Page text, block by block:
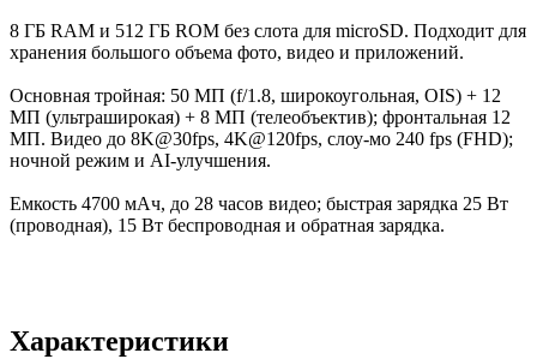
8 ГБ RAM и 512 ГБ ROM без слота для microSD. Подходит для
хранения большого объема фото, видео и приложений.
Основная тройная: 50 МП (f/1.8, широкоугольная, OIS) + 12
МП (ультраширокая) + 8 МП (телеобъектив); фронтальная 12
МП. Видео до 8K@30fps, 4K@120fps, слоу-мо 240 fps (FHD);
ночной режим и AI-улучшения.
Емкость 4700 мАч, до 28 часов видео; быстрая зарядка 25 Вт
(проводная), 15 Вт беспроводная и обратная зарядка.
Характеристики